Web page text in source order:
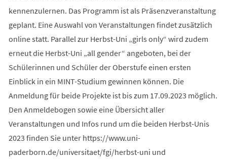
kennenzulernen. Das Programm ist als Präsenzveranstaltung
geplant. Eine Auswahl von Veranstaltungen findet zusätzlich
online statt. Parallel zur Herbst-Uni „girls only“ wird zudem
erneut die Herbst-Uni „all gender“ angeboten, bei der
Schülerinnen und Schüler der Oberstufe einen ersten
Einblick in ein MINT-Studium gewinnen können. Die
Anmeldung für beide Projekte ist bis zum 17.09.2023 möglich.
Den Anmeldebogen sowie eine Übersicht aller
Veranstaltungen und Infos rund um die beiden Herbst-Unis
2023 finden Sie unter https://www.uni-
paderborn.de/universitaet/fgi/herbst-uni und